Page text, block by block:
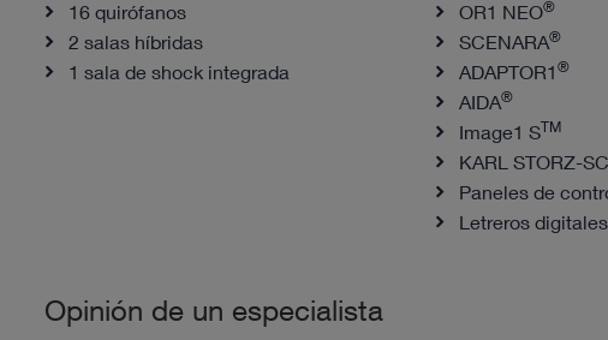
16 quirófanos
2 salas híbridas
1 sala de shock integrada
OR1 NEO®
SCENARA®
ADAPTOR1 ®
AIDA®
Image1 STM
KARL STORZ-
Paneles de
Letreros
Opinión de un especialista